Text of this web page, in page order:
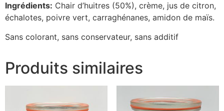
Ingrédients: Chair d’huitres (50%), crème, jus de citron,
échalotes, poivre vert, carraghénanes, amidon de maïs.
Sans colorant, sans conservateur, sans additif
Produits similaires